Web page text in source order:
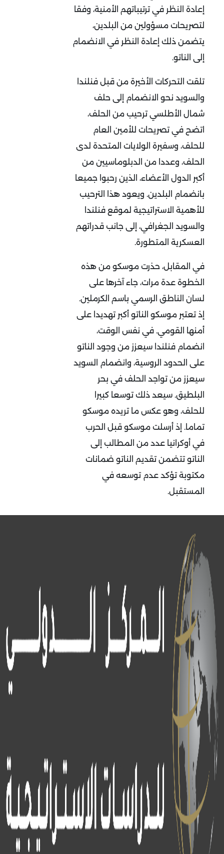
إعادة النظر في ترتيباتهم الأمنية، وفقا
لتصريحات مسؤولين من البلدين،
يتضمن ذلك إعادة النظر في الانضمام
إلى الناتو.
تلقت التحركات الأخيرة من قبل فنلندا
والسويد نحو الانضمام إلى حلف
شمال الأطلسي ترحيب من الحلف،
اتضح في تصريحات للأمين العام
للحلف، وسفيرة الولايات المتحدة لدى
الحلف، وعددا من الدبلوماسيين من
أكبر الدول الأعضاء، الذين رحبوا جميعا
بانضمام البلدين. ويعود هذا الترحيب
للأهمية الاستراتيجية لموقع فنلندا
والسويد الجغرافي، إلى جانب قدراتهم
العسكرية المتطورة.
في المقابل، حذرت موسكو من هذه
الخطوة عدة مرات، جاء آخرها على
لسان الناطق الرسمي باسم الكرملين.
إذ تعتبر موسكو الناتو أكبر تهديدا على
أمنها القومي. في نفس الوقت،
انضمام فنلندا سيعزز من وجود الناتو
على الحدود الروسية، وانضمام السويد
سيعزز من تواجد الحلف في بحر
البلطيق. سيعد ذلك توسعا كبيرا
للحلف، وهو عكس ما تريده موسكو
تماما. إذ أرسلت موسكو قبل الحرب
في أوكرانيا عدد من المطالب إلى
الناتو تتضمن تقديم الناتو ضمانات
مكتوبة تؤكد عدم توسعه في
المستقبل.